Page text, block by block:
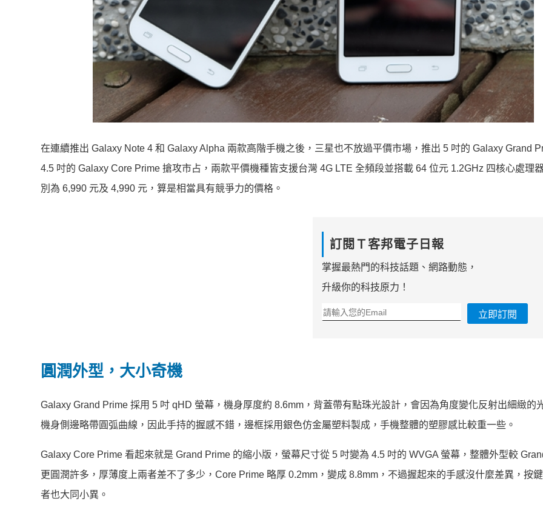
在連續推出 Galaxy Note 4 和 Galaxy Alpha 兩款高階手機之後，三星也不放過平價市場，推出 5 吋的 Galaxy Grand
4.5 吋的 Galaxy Core Prime 搶攻市占，兩款平價機種皆支援台灣 4G LTE 全頻段並搭載 64 位元 1.2GHz 四核心處理
別為 6,990 元及 4,990 元，算是相當具有競爭力的價格。
訂閱Ｔ客邦電子日報
掌握最熱門的科技話題、網路動態，
升級你的科技原力！
立即訂閱
圓潤外型，大小奇機
Galaxy Grand Prime 採用 5 吋 qHD 螢幕，機身厚度約 8.6mm，背蓋帶有點珠光設計，會因為角度變化反射出細緻的
機身側邊略帶圓弧曲線，因此手持的握感不錯，邊框採用銀色仿金屬塑料製成，手機整體的塑膠感比較重一些。
Galaxy Core Prime 看起來就是 Grand Prime 的縮小版，螢幕尺寸從 5 吋變為 4.5 吋的 WVGA 螢幕，整體外型較
更圓潤許多，厚薄度上兩者差不了多少，Core Prime 略厚 0.2mm，變成 8.8mm，不過握起來的手感沒什麼差異，按
者也大同小異。